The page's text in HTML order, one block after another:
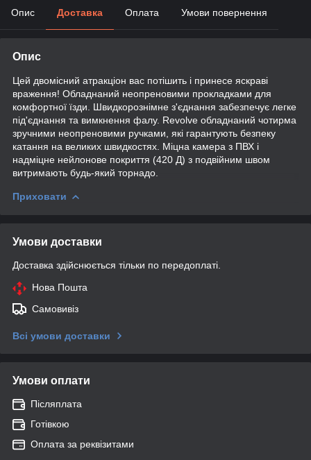
Опис Доставка Оплата Умови повернення
Опис
Цей двомісний атракціон вас потішить і принесе яскраві
враження! Обладнаний неопреновими прокладками для
комфортної їзди. Швидкорознімне з'єднання забезпечує легке
під'єднання та вимкнення фалу. Revolve обладнаний чотирма
зручними неопреновими ручками, які гарантують безпеку
катання на великих швидкостях. Міцна камера з ПВХ і
надміцне нейлонове покриття (420 Д) з подвійним швом
витримають будь-який торнадо.
Приховати
Умови доставки
Доставка здійснюється тільки по передоплаті.
Нова Пошта
Самовивіз
Всі умови доставки
Умови оплати
Післяплата
Готівкою
Оплата за реквізитами